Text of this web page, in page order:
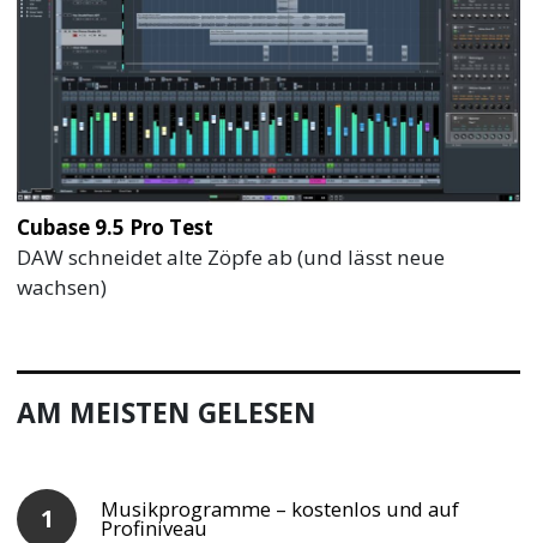
Cubase 9.5 Pro Test
DAW schneidet alte Zöpfe ab (und lässt neue
wachsen)
AM MEISTEN GELESEN
Musikprogramme – kostenlos und auf
Profiniveau